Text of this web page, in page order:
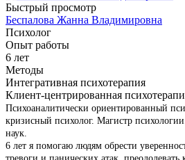
Быстрый просмотр
Беспалова Жанна Владимировна
Психолог
Опыт работы
6 лет
Методы
Интегративная психотерапия
Клиент-центрированная
Психоаналитически ориентированный
кризисный психолог. Магистр
наук.
6 лет я помогаю людям обрести